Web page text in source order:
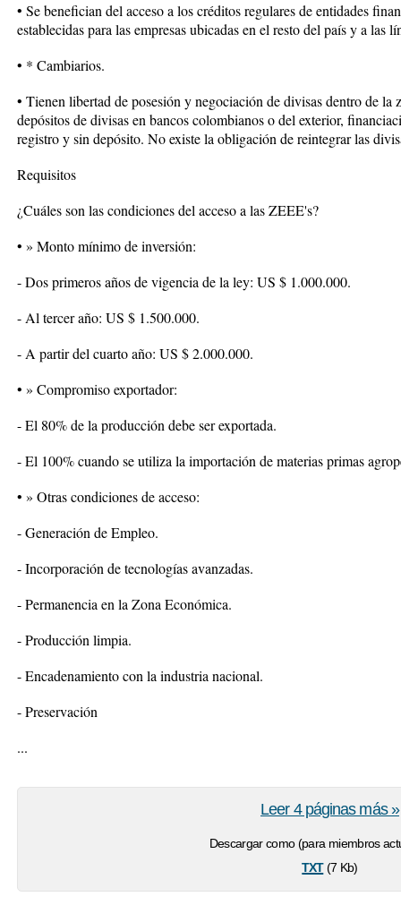
• Se benefician del acceso a los créditos regulares de entidades
establecidas para las empresas ubicadas en el resto del país y a las
• * Cambiarios.
• Tienen libertad de posesión y negociación de divisas dentro de la
depósitos de divisas en bancos colombianos o del exterior,
registro y sin depósito. No existe la obligación de reintegrar las
Requisitos
¿Cuáles son las condiciones del acceso a las ZEEE's?
• » Monto mínimo de inversión:
- Dos primeros años de vigencia de la ley: US $ 1.000.000.
- Al tercer año: US $ 1.500.000.
- A partir del cuarto año: US $ 2.000.000.
• » Compromiso exportador:
- El 80% de la producción debe ser exportada.
- El 100% cuando se utiliza la importación de materias primas
• » Otras condiciones de acceso:
- Generación de Empleo.
- Incorporación de tecnologías avanzadas.
- Permanencia en la Zona Económica.
- Producción limpia.
- Encadenamiento con la industria nacional.
- Preservación
...
Descargar como (para miembros
txt(7 Kb)
Leer 4 páginas más »